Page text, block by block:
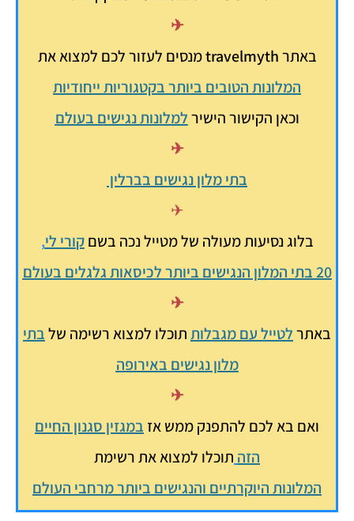
✈
באתרtravelmythמנסים לעזור לכם למצוא את
המלונות הטובים ביותר בקטגוריותייחודיות
וכאן הקישור הישירלמלונות נגישים בעולם
✈
בתימלון נגישים בברלין
✈
בלוג נסיעות מעולה של מטייל נכה בשם קורי לי,
20 בתי המלון הנגישים ביותר לכיסאות גלגלים בעולם
✈
באתרלטייל עם מגבלותתוכלו למצוא רשימה שלבתי
מלון נגישים באירופה
✈
ואם בא לכם להתפנק ממש אז במגזין סגנון החיים
הזה תוכלו למצוא את רשימת
המלונות היוקרתיים והנגישים ביותר מרחבי העולם